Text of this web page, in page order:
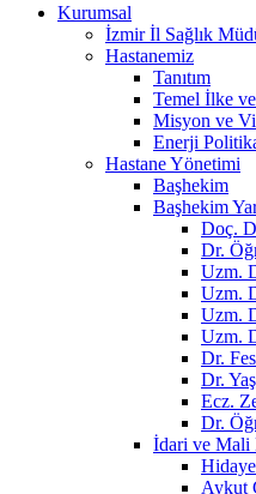
Kurumsal
İzmir İl Sağlık
Hastanemiz
Tanıtım
Temel İlke
Misyon ve
Enerji
Hastane Yönetimi
Başhekim
Başhekim
Doç.
Dr.
Uzm.
Uzm.
Uzm.
Uzm.
Dr.
Dr.
Ecz.
Dr.
İdari ve Mali
Aykut